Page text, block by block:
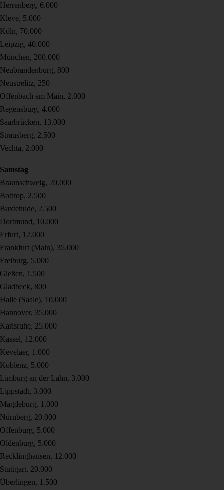
Herrenberg, 6.000
Kleve, 5.000
Köln, 70.000
Leipzig, 40.000
München, 200.000
Neubrandenburg, 800
Neustrelitz, 250
Offenbach am Main, 2.000
Regensburg, 4.000
Saarbrücken, 13.000
Strausberg, 2.500
Vechta, 2.000
Samstag
Braunschweig, 20.000
Bottrop, 2.500
Buxtehude, 2.500
Dortmund, 10.000
Erfurt, 12.000
Frankfurt (Main), 35.000
Freiburg, 5.000
Gießen, 1.500
Gladbeck, 800
Halle (Saale), 10.000
Hannover, 35.000
Karlsruhe, 25.000
Kassel, 12.000
Kevelaer, 1.000
Koblenz, 5.000
Limburg an der Lahn, 3.000
Lippstadt, 3.000
Magdeburg, 1.000
Nürnberg, 20.000
Offenburg, 5.000
Oldenburg, 5.000
Recklinghausen, 12.000
Stuttgart, 20.000
Überlingen, 1.500